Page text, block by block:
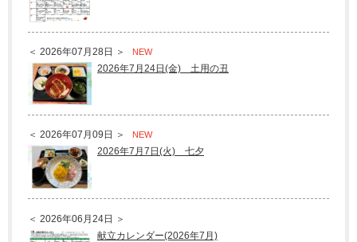
＜ 2026年07月28日 ＞ NEW
2026年7月24日(金) 土用の丑
＜ 2026年07月09日 ＞ NEW
2026年7月7日(火) 七夕
＜ 2026年06月24日 ＞
献立カレンダー(2026年7月)